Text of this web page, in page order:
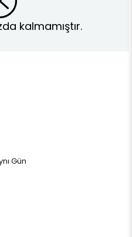
kalmamıştır.
Gün